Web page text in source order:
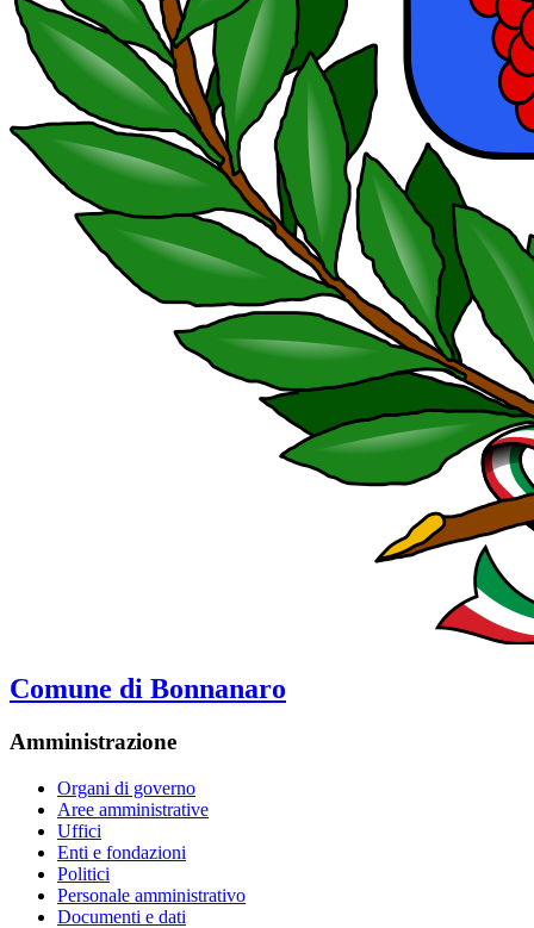
Comune di Bonnanaro
Amministrazione
Organi di governo
Aree amministrative
Uffici
Enti e fondazioni
Politici
Personale amministrativo
Documenti e dati